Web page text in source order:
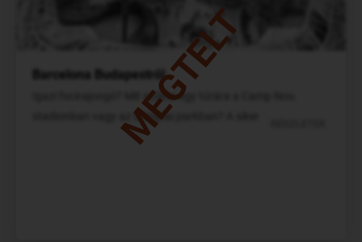
MEGTELT
Barcelona Budapestről
Igazi focirajongó? Mit szólna egy túrára a Camp Nou
stadionban vagy az Olimpiai parkban? A siker garantált!